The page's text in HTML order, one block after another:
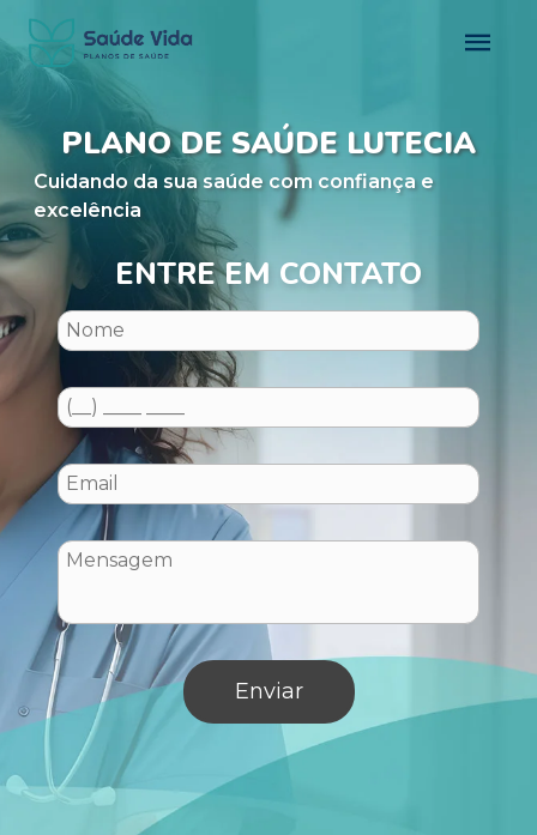
PLANO DE SAÚDE LUTECIA
Cuidando da sua saúde com confiança e
excelência
ENTRE EM CONTATO